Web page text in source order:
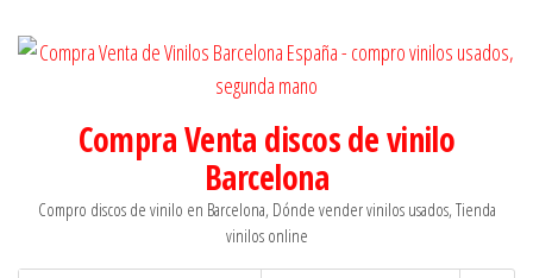
Compra Venta discos de vinilo
Barcelona
Compro discos de vinilo en Barcelona, Dónde vender vinilos usados, Tienda
vinilos online